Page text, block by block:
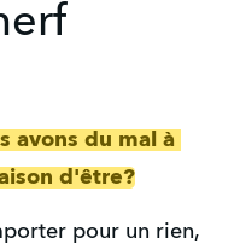
avons du mal à
d'être?
pour un rien,